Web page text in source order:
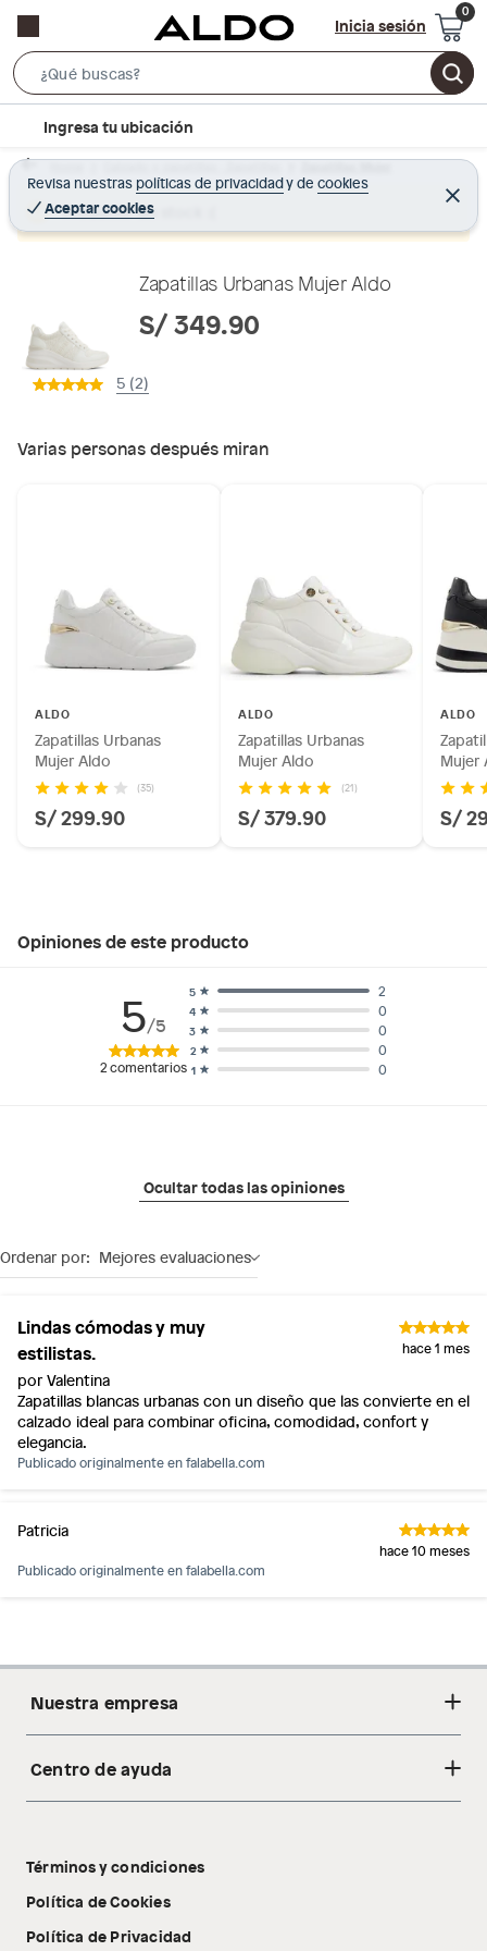
Inicia sesión
e
r
c
B
r
c
t
n
Ingresa tu ubicación
Revisa nuestras políticas de privacidadyde cookies
Aceptar cookies
C
e
r
Home Calzado y zapatillas - Zapatillas Zapatillas Mujer
Producto sin stock :(
Zapatillas Urbanas Mujer Aldo
S/ 349.90
5 (2)
Varias personas después miran
ALDO
Zapatillas Urbanas
Mujer Aldo
(35)
S/ 299.90
ALDO
Zapatillas Urbanas
Mujer Aldo
(21)
S/ 379.90
ALDO
Mujer
S/
Opiniones de este producto
5/5
2comentarios 1 0
2 0
3 0
4 0
5 2
Ocultar todas las opiniones
Ordenar por: Mejores evaluaciones
Lindas cómodas y muy
estilistas.
por Valentina
hace 1 mes
Zapatillas blancas urbanas con un diseño que las convierte en el
calzado ideal para combinar oficina, comodidad, confort y
elegancia.
Publicado originalmente enfalabella.com
Patricia
hace 10 meses
Publicado originalmente enfalabella.com
Nuestra empresa
Acerca de nosotros
Tecnología Pillow Walk
Centro de ayuda
Libro de reclamaciones
Términos y condiciones
Política de Cookies
Política de Privacidad